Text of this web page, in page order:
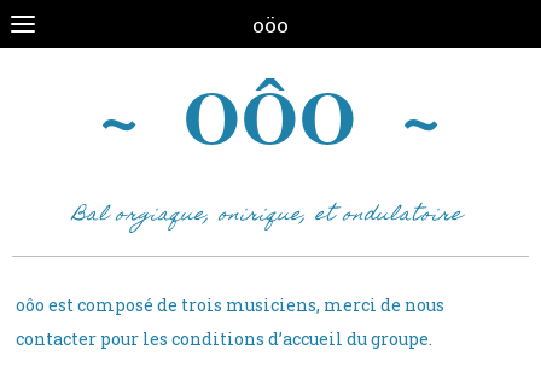
oöo
~ OÔO ~
​Bal orgiaque, onirique, et ondulatoire
oôo est composé de trois musiciens, merci de nous
contacter pour les conditions d’accueil du groupe.